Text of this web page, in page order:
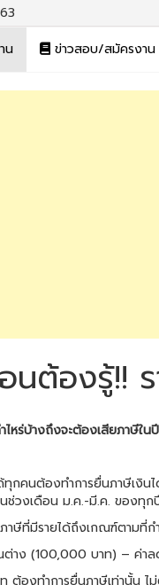
น ข่าวสอบ/สมัครงาน
นต้องรู้!!
ไหร่บ้างถึงจะต้องเสียภาษี
กคนต้องทำการยื่นภาษีเงิน
ช่วงเดือน ม.ค.-มี.ค. ของทุก
าษีที่มีรายได้ถึงเกณฑ์ตาม
ต่าง (100,000 บาท) – ค่
ต้องทำการยื่นภาษีเท่านั้น ไ